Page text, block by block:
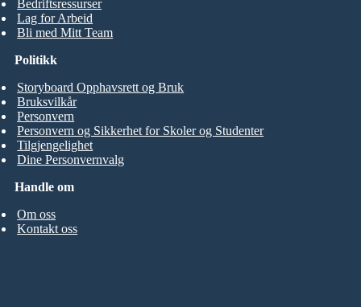
Bedriftsressurser
Lag for Arbeid
Bli med Mitt Team
Handle om
Om oss
Kontakt oss
Politikk
Storyboard Opphavsrett og Bruk
Bruksvilkår
Personvern
Personvern og Sikkerhet for Skoler og Studenter
Tilgjengelighet
Dine Personvernvalg